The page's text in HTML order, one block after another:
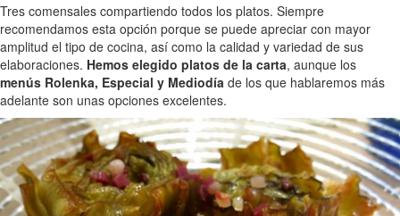
Tres comensales compartiendo todos los platos. Siempre
recomendamos esta opción porque se puede apreciar con mayor
amplitud el tipo de cocina, así como la calidad y variedad de sus
elaboraciones. Hemos elegido platos de la carta, aunque los
menús Rolenka, Especial y Mediodía de los que hablaremos más
adelante son unas opciones excelentes.